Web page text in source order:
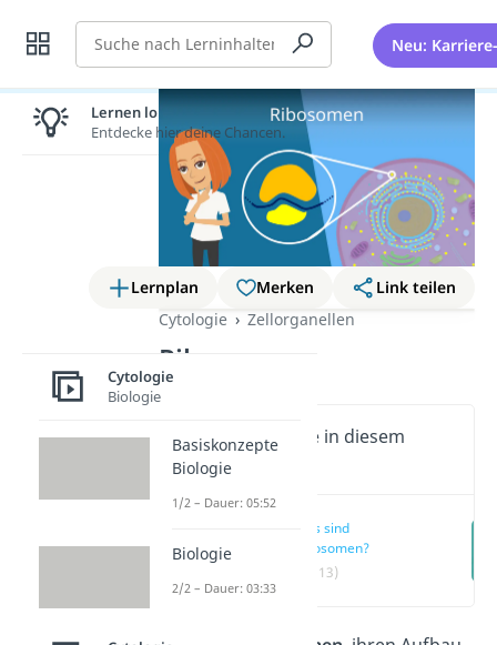
Suche Neu:
Lernplan Merken
Link teilen
Cytologie
Zellorganellen
Ribosomen
Wichtige Inhalte in diesem
Video
Was sind
Ribosomen?
(00:13)
Lernen lohnt sich!
Entdecke hier deine Chancen.
Cytologie
Biologie
Basiskonzepte
Biologie
1/2 – Dauer: 05:52
Biologie
2/2 – Dauer: 03:33